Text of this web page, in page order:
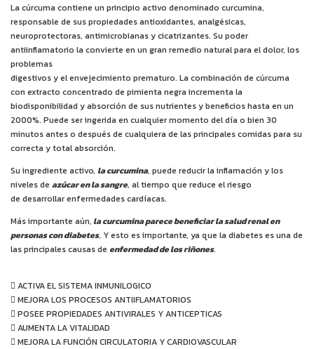
La cúrcuma contiene un principio activo denominado curcumina,
responsable de sus propiedades antioxidantes, analgésicas,
neuroprotectoras, antimicrobianas y cicatrizantes. Su poder
antiinflamatorio la convierte en un gran remedio natural para el dolor, los
problemas
digestivos y el envejecimiento prematuro. La combinación de cúrcuma
con extracto concentrado de pimienta negra incrementa la
biodisponibilidad y absorción de sus nutrientes y beneficios hasta en un
2000%. Puede ser ingerida en cualquier momento del día o bien 30
minutos antes o después de cualquiera de las principales comidas para su
correcta y total absorción.
Su ingrediente activo, la curcumina, puede reducir la inflamación y los
niveles de azúcar en la sangre, al tiempo que reduce el riesgo
de desarrollar enfermedades cardíacas.
Más importante aún, la curcumina parece beneficiar la salud renal en
personas con diabetes, Y esto es importante, ya que la diabetes es una de
las principales causas de enfermedad de los riñones.
 ACTIVA EL SISTEMA INMUNILOGICO
 MEJORA LOS PROCESOS ANTIIFLAMATORIOS
 POSEE PROPIEDADES ANTIVIRALES Y ANTICEPTICAS
 AUMENTA LA VITALIDAD
 MEJORA LA FUNCIÓN CIRCULATORIA Y CARDIOVASCULAR